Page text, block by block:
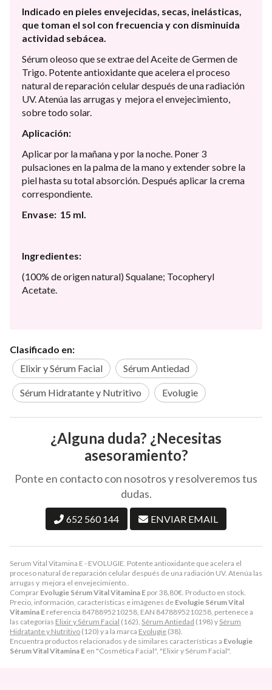
Serum Vital Vitamina E - EVOLUGIE. Potente antioxidante que acelera el
proceso natural de reparación celular después de una radiación UV. Atenúa las
arrugas y mejora el envejecimiento..
Comprar Evolugie Sérum Vital Vitamina E por38,80€ . Producto en stock.
Precio, información, características e imágenes de Evolugie Sérum Vital
Vitamina E referencia 8478895210258, EAN 8478895210258, pertenece a
las categorías Elixir y Sérum Facial (162), Sérum Antiedad (198) y Sérum
Hidratante y Nutritivo (120) y a la marca Evolugie (38).
Encuentra productos relacionados y de similares características a Evolugie
Sérum Vital Vitamina E en "Cosmética Facial", "Elixir y Sérum Facial".
Indicado en pieles envejecidas, secas, inelásticas,
que toman el sol con frecuencia y con disminuida
actividad sebácea.
Sérum oleoso que se extrae del Aceite de Germen de
Trigo. Potente antioxidante que acelera el proceso
natural de reparación celular después de una radiación
UV. Atenúa las arrugas y mejora el envejecimiento,
sobre todo solar.
Aplicación:
Aplicar por la mañana y por la noche. Poner 3
pulsaciones en la palma de la mano y extender sobre la
piel hasta su total absorción. Después aplicar la crema
correspondiente.
Envase: 15 ml.
Ingredientes:
(100% de origen natural) Squalane; Tocopheryl
Acetate.
Clasificado en:
Elixir y Sérum Facial
Sérum Antiedad
Sérum Hidratante y Nutritivo Evolugie
¿Alguna duda? ¿Necesitas
asesoramiento?
Ponte en contacto con nosotros y resolveremos tus
dudas.
652 560 144 ENVIAR EMAIL